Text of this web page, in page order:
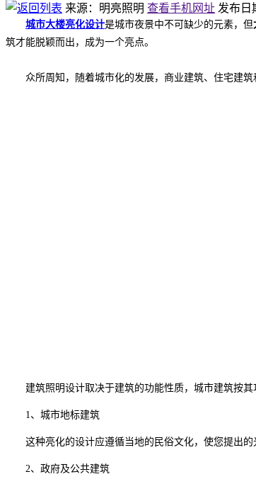
来源：明亮照明 查看手机网址 发布日
城市大楼亮化设计是城市夜景中不可缺少的元素，但
筑才能脱颖而出，成为一个亮点。
众所周知，随着城市化的发展，商业建筑、住宅建筑
建筑照明设计取决于建筑的功能性质，城市建筑按其
1、城市地标建筑
这种亮化的设计应遵循当地的民俗文化，使您提出的
2、政府及公共建筑